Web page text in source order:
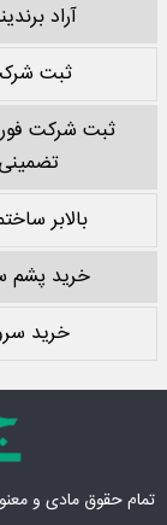
آراد
ثبت
ثبت شرکت
تضمینی
بالابر
خرید پشم
خرید
تمام حقوق مادی‌ و